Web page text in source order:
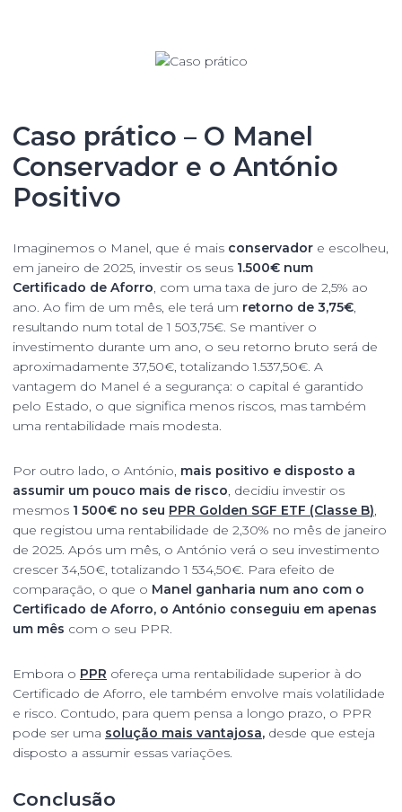
Caso prático – O Manel
Conservador e o António
Positivo
Imaginemos o Manel, que é mais conservador e escolheu,
em janeiro de 2025, investir os seus 1.500€ num
Certificado de Aforro, com uma taxa de juro de 2,5% ao
ano. Ao fim de um mês, ele terá um retorno de 3,75€,
resultando num total de 1 503,75€. Se mantiver o
investimento durante um ano, o seu retorno bruto será de
aproximadamente 37,50€, totalizando 1.537,50€. A
vantagem do Manel é a segurança: o capital é garantido
pelo Estado, o que significa menos riscos, mas também
uma rentabilidade mais modesta.
Por outro lado, o António, mais positivo e disposto a
assumir um pouco mais de risco, decidiu investir os
mesmos 1 500€ no seu PPR Golden SGF ETF (Classe B),
que registou uma rentabilidade de 2,30% no mês de janeiro
de 2025. Após um mês, o António verá o seu investimento
crescer 34,50€, totalizando 1 534,50€. Para efeito de
comparação, o que o Manel ganharia num ano com o
Certificado de Aforro, o António conseguiu em apenas
um mês com o seu PPR.
Embora o PPR ofereça uma rentabilidade superior à do
Certificado de Aforro, ele também envolve mais volatilidade
e risco. Contudo, para quem pensa a longo prazo, o PPR
pode ser uma solução mais vantajosa, desde que esteja
disposto a assumir essas variações.
Conclusão